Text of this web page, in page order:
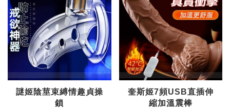
謎姬陰莖束縛情趣貞操
鎖
奎斯姬7頻USB直插伸
縮加溫震棒